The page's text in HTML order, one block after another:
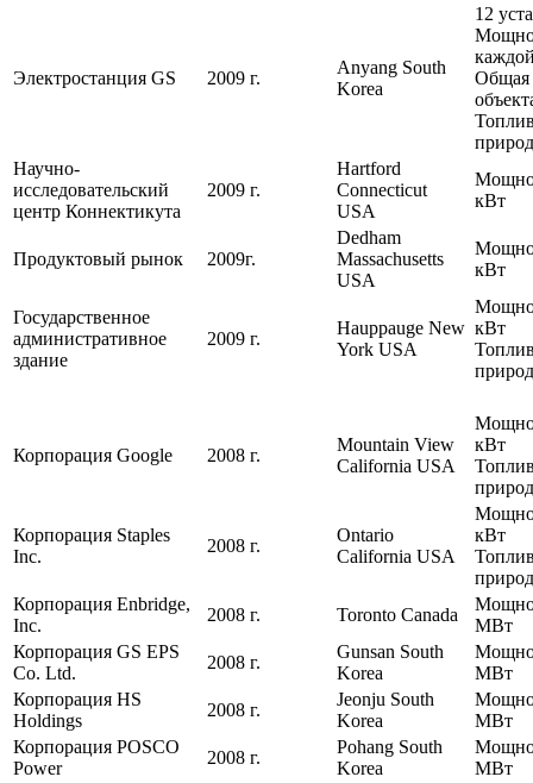
Электростанция GS 2009 г.
Anyang South
Korea
12
Общая
Научно-
исследовательский
центр Коннектикута
2009 г.
Hartford
Connecticut
USA
кВт
Продуктовый рынок 2009г.
Dedham
Massachusetts
USA
кВт
Государственное
административное
здание
2009 г.
Hauppauge New
York USA
кВт
Корпорация Google 2008 г.
Mountain View
California USA
кВт
Корпорация Staples
Inc.
2008 г.
Ontario
California USA
кВт
Корпорация Enbridge,
Inc.
2008 г. Toronto Canada
МВт
Корпорация GS EPS
Co. Ltd.
2008 г.
Gunsan South
Korea
МВт
Корпорация HS
Holdings
2008 г.
Jeonju South
Korea
МВт
Корпорация POSCO
Power
2008 г.
Pohang South
Korea
МВт